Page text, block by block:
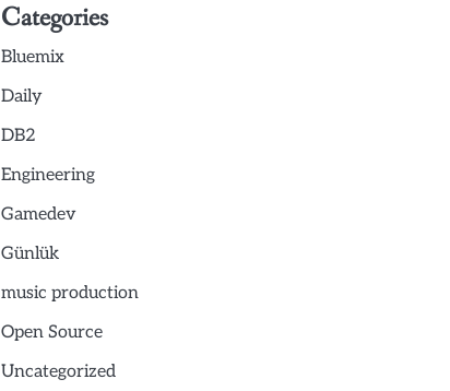
Categories
Bluemix
Daily
DB2
Engineering
Gamedev
Günlük
music production
Open Source
Uncategorized